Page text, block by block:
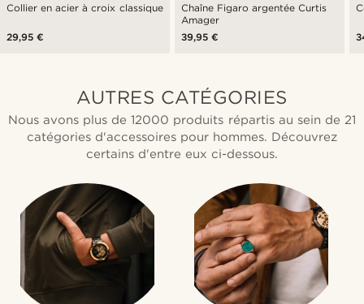
Collier en acier à croix classique
29,95 €
Chaîne Figaro argentée Curtis
Amager
39,95 €
AUTRES CATÉGORIES
Nous avons plus de 12000 produits répartis au sein de 21
catégories d'accessoires pour hommes. Découvrez
certains d'entre eux ci-dessous.